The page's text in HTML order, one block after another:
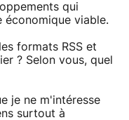
qui
économique viable.
formats RSS et
? Selon vous, quel
je ne m'intéresse
surtout à